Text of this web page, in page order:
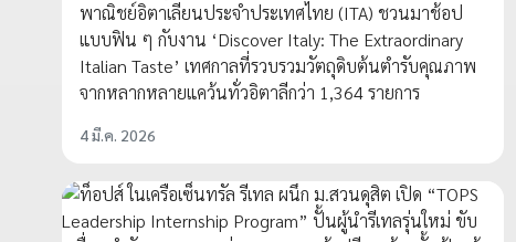
พาณิชย์อิตาเลียนประจำประเทศไทย (ITA) ชวนมาช้อป
แบบฟิน ๆ กับงาน ‘Discover Italy: The Extraordinary
Italian Taste’ เทศกาลที่รวบรวมวัตถุดิบต้นตำรับคุณภาพ
จากหลากหลายแคว้นทั่วอิตาลีกว่า 1,364 รายการ
4 มี.ค. 2026